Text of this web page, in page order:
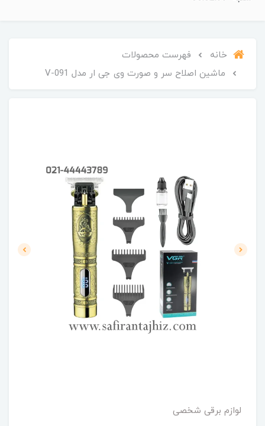
خانه
فهرست محصولات
ماشین اصلاح سر و صورت وی جی ار مدل V-091
لوازم برقی شخصی